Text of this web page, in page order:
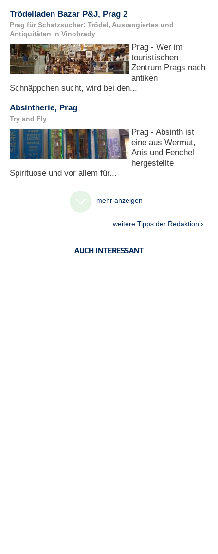
Trödelladen Bazar P&J, Prag 2
Prag für Schatzsucher: Trödel, Ausrangiertes und
Antiquitäten in Vinohrady
Prag - Wer im
touristischen
Zentrum Prags nach
antiken
Schnäppchen sucht, wird bei den...
Absintherie, Prag
Try and Fly
Prag - Absinth ist
eine aus Wermut,
Anis und Fenchel
hergestellte
Spirituose und vor allem für...
mehr anzeigen
weitere Tipps der Redaktion ›
AUCH INTERESSANT